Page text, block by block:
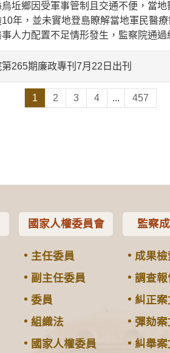
坵鄉因受軍事管制且交通不便，當
年，並未實地登島瞭解當地軍民醫
事人力配置不足情形發生，監察院通
265期廉政專刊7月22日出刊
1 2 3 4 ... 457
國家人權委員會
主任委員
副主任委員
委員
組織法
國家人權委員
監察
成果檢
調查報
糾正案
彈劾案
糾舉案